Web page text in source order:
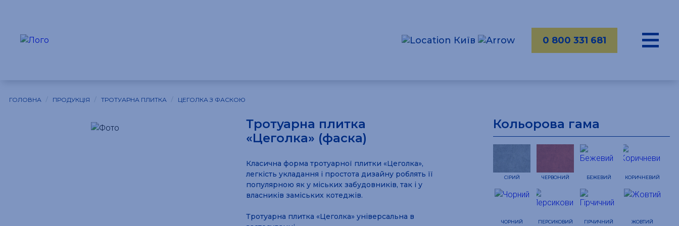
Київ 0 800 331 681
ГОЛОВНА / ПРОДУКЦІЯ / ТРОТУАРНА ПЛИТКА / ЦЕГОЛКА З ФАСКОЮ
Тротуарна плитка
«Цеголка» (фаска)
Класична форма тротуарної плитки «Цеголка»,
легкість укладання і простота дизайну роблять її
популярною як у міських забудовників, так і у
власників заміських котеджів.
Тротуарна плитка «Цеголка» універсальна в
Кольорова гама
СІРИЙ ЧЕРВОНИЙ БЕЖЕВИЙ КОРИЧНЕВИЙ
ЧОРНИЙ ПЕРСИКОВИЙ ГІРЧИЧНИЙ ЖОВТИЙ